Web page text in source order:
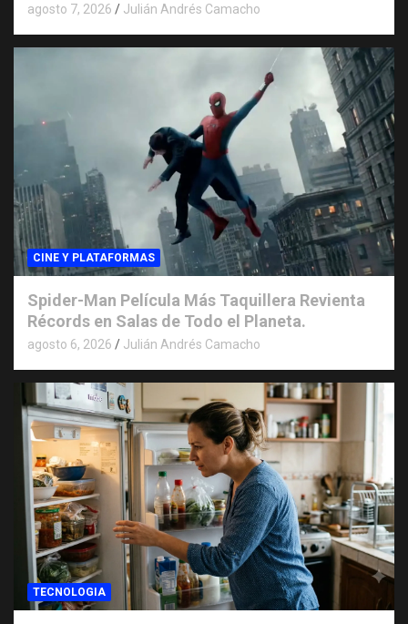
agosto 7, 2026 Julián Andrés Camacho
CINE Y PLATAFORMAS
Spider-Man Película Más Taquillera Revienta
Récords en Salas de Todo el Planeta.
agosto 6, 2026 Julián Andrés Camacho
TECNOLOGIA